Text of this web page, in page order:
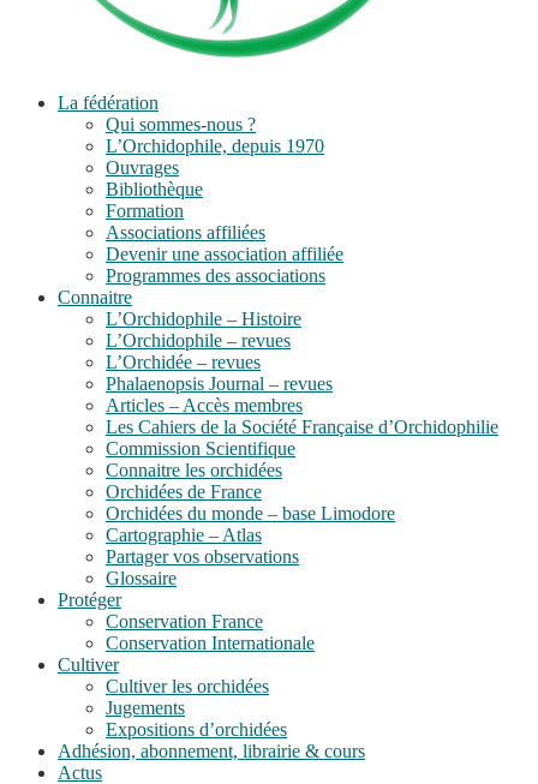
La fédération
Qui sommes-nous ?
L’Orchidophile, depuis 1970
Ouvrages
Bibliothèque
Formation
Associations affiliées
Devenir une association affiliée
Programmes des associations
Connaitre
L’Orchidophile – Histoire
L’Orchidophile – revues
L’Orchidée – revues
Phalaenopsis Journal – revues
Articles – Accès membres
Les Cahiers de la Société Française d’Orchidophilie
Commission Scientifique
Connaitre les orchidées
Orchidées de France
Orchidées du monde – base Limodore
Cartographie – Atlas
Partager vos observations
Glossaire
Protéger
Conservation France
Conservation Internationale
Cultiver
Cultiver les orchidées
Jugements
Expositions d’orchidées
Adhésion, abonnement, librairie & cours
Actus